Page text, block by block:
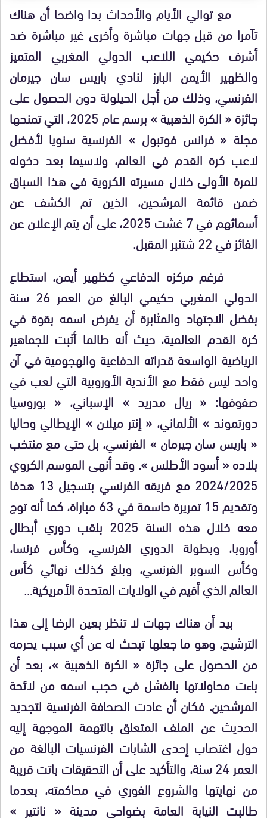
مع توالي الأيام والأحداث بدا واضحا أن هناك
تآمرا من قبل جهات مباشرة وأخرى غير مباشرة ضد
أشرف حكيمي اللاعب الدولي المغربي المتميز
والظهير الأيمن البارز لنادي باريس سان جيرمان
الفرنسي، وذلك من أجل الحيلولة دون الحصول على
جائزة « الكرة الذهبية » برسم عام 2025، التي تمنحها
مجلة « فرانس فوتبول » الفرنسية سنويا لأفضل
لاعب كرة القدم في العالم، ولاسيما بعد دخوله
للمرة الأولى خلال مسيرته الكروية في هذا السباق
ضمن قائمة المرشحين، الذين تم الكشف عن
أسمائهم في 7 غشت 2025، على أن يتم الإعلان عن
الفائز في 22 شتنبر المقبل.
فرغم مركزه الدفاعي كظهير أيمن، استطاع
الدولي المغربي حكيمي البالغ من العمر 26 سنة
بفضل الاجتهاد والمثابرة أن يفرض اسمه بقوة في
كرة القدم العالمية، حيث أنه طالما أثبت للجماهير
الرياضية الواسعة قدراته الدفاعية والهجومية في آن
واحد ليس فقط مع الأندية الأوروبية التي لعب في
صفوفها: « ريال مدريد » الإسباني، « بوروسيا
دورتموند » الألماني، « إنتر ميلان » الإيطالي وحاليا
« باريس سان جيرمان » الفرنسي، بل حتى مع منتخب
بلاده « أسود الأطلس ». وقد أنهى الموسم الكروي
2024/2025 مع فريقه الفرنسي بتسجيل 13 هدفا
وتقديم 15 تمريرة حاسمة في 63 مباراة، كما أنه توج
معه خلال هذه السنة 2025 بلقب دوري أبطال
أوروبا، وبطولة الدوري الفرنسي، وكأس فرنسا،
وكأس السوبر الفرنسي، وبلغ كذلك نهائي كأس
العالم الذي أقيم في الولايات المتحدة الأمريكية…
بيد أن هناك جهات لا تنظر بعين الرضا إلى هذا
الترشيح، وهو ما جعلها تبحث له عن أي سبب يحرمه
من الحصول على جائزة « الكرة الذهبية »، بعد أن
باءت محاولاتها بالفشل في حجب اسمه من لائحة
المرشحين. فكان أن عادت الصحافة الفرنسية لتجديد
الحديث عن الملف المتعلق بالتهمة الموجهة إليه
حول اغتصاب إحدى الشابات الفرنسيات البالغة من
العمر 24 سنة، والتأكيد على أن التحقيقات باتت قريبة
من نهايتها والشروع الفوري في محاكمته، بعدما
طالبت النيابة العامة بضواحي مدينة « نانتير »